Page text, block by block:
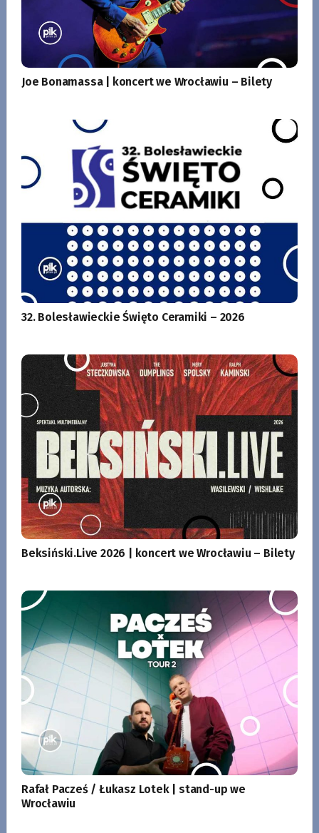
Joe Bonamassa | koncert we Wrocławiu – Bilety
32. Bolesławieckie Święto Ceramiki – 2026
Beksiński.Live 2026 | koncert we Wrocławiu – Bilety
Rafał Pacześ / Łukasz Lotek | stand-up we
Wrocławiu